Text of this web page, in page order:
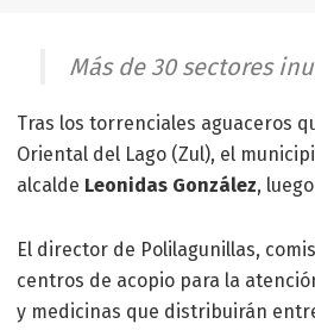
Más de 30 sectores
Tras los torrenciales aguaceros
Oriental del Lago (Zul), el
alcalde Leonidas González,
El director de Polilagunillas,
centros de acopio para la
y medicinas que distribuirán